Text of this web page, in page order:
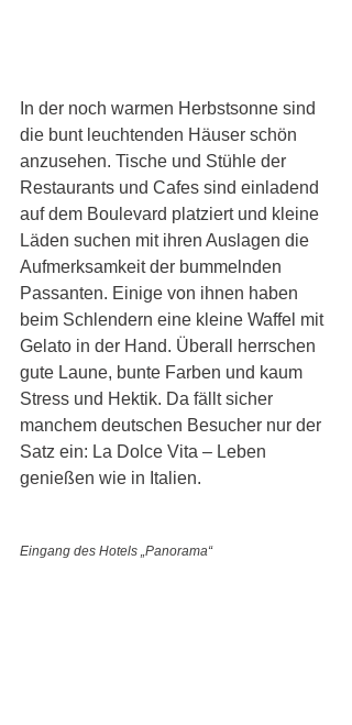
In der noch warmen Herbstsonne sind
die bunt leuchtenden Häuser schön
anzusehen. Tische und Stühle der
Restaurants und Cafes sind einladend
auf dem Boulevard platziert und kleine
Läden suchen mit ihren Auslagen die
Aufmerksamkeit der bummelnden
Passanten. Einige von ihnen haben
beim Schlendern eine kleine Waffel mit
Gelato in der Hand. Überall herrschen
gute Laune, bunte Farben und kaum
Stress und Hektik. Da fällt sicher
manchem deutschen Besucher nur der
Satz ein: La Dolce Vita – Leben
genießen wie in Italien.
Eingang des Hotels „Panorama“